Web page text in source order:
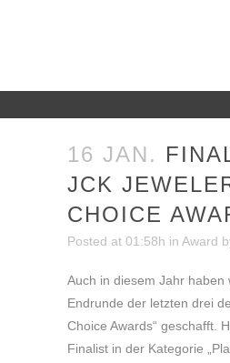
16 JAN.
JCK
CHOICE
Posted at 01:58h in Award
Auch in diesem Jahr haben
Endrunde der letzten drei
Choice Awards“ geschafft.
Finalist in der Kategorie